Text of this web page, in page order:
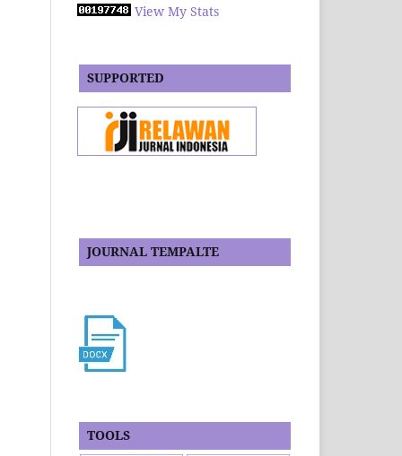
View My Stats
SUPPORTED
JOURNAL TEMPALTE
TOOLS